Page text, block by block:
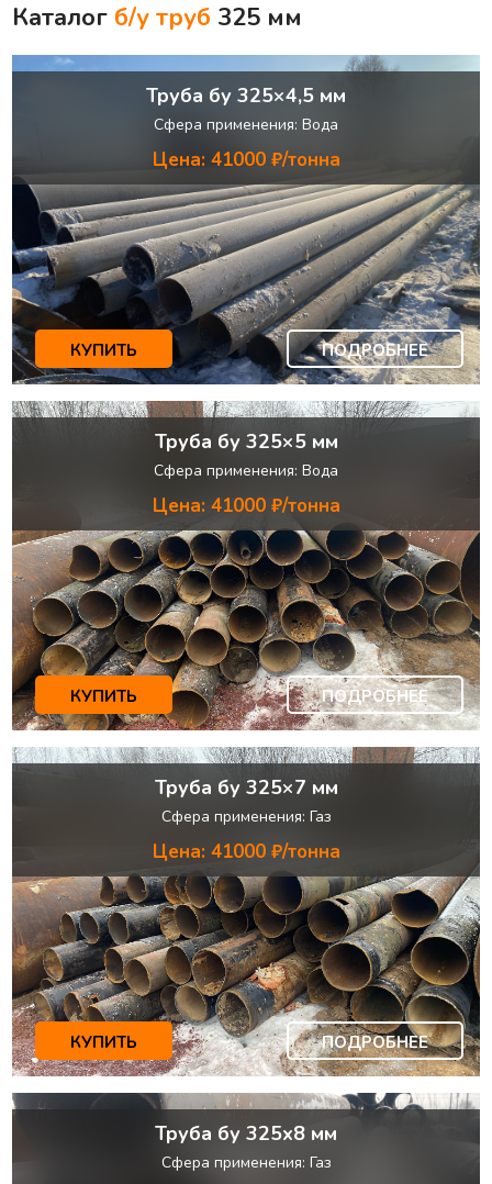
Каталог б/у труб 325 мм
Труба бу 325×4,5 мм
Сфера применения: Вода
Цена: 41000 ₽/тонна
КУПИТЬ ПОДРОБНЕЕ
Труба бу 325×5 мм
Сфера применения: Вода
Цена: 41000 ₽/тонна
КУПИТЬ ПОДРОБНЕЕ
Труба бу 325×7 мм
Сфера применения: Газ
Цена: 41000 ₽/тонна
КУПИТЬ ПОДРОБНЕЕ
Труба бу 325х8 мм
Сфера применения: Газ